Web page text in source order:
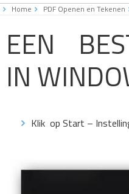
Home PDF Openen en Tekenen
EEN
IN
Klik op Start –